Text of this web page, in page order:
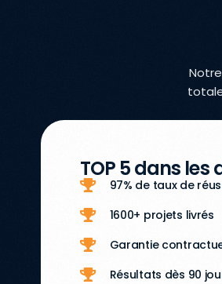
TOP 5 dans les
97% de taux de
1600+ projets livrés
Garantie
Résultats dès 90